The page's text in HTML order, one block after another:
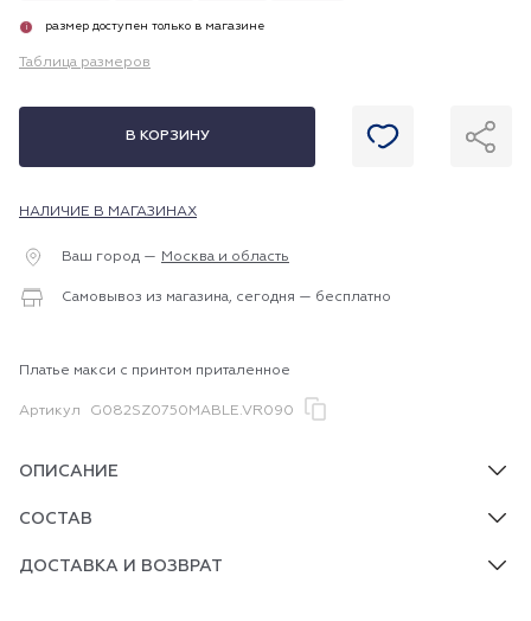
i размер доступен только в магазине
Таблица размеров
В КОРЗИНУ
НАЛИЧИЕ В МАГАЗИНАХ
Ваш город — Москва и область
Самовывоз из магазина, сегодня — бесплатно
Платье макси с принтом приталенное
Артикул G082SZ0750MABLE.VR090
ОПИСАНИЕ
СОСТАВ
ДОСТАВКА И ВОЗВРАТ